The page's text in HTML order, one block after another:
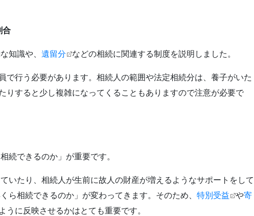
合
知識や、 遺留分 などの相続に関連する制度を説明しました。
で行う必要があります。相続人の範囲や法定相続分は、養子がいた
りすると少し複雑になってくることもありますので注意が必要で
続できるのか」が重要です。
いたり、相続人が生前に故人の財産が増えるようなサポートをして
ら相続できるのか」が変わってきます。そのため、 特別受益 や寄
うに反映させるかはとても重要です。